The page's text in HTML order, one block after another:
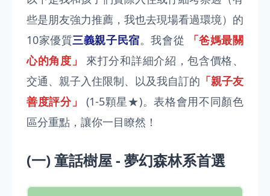
些是朋友強力推薦，我也去現場看過環境）的
10家優質三義親子民宿。我會從
「爸媽最關
心的角度」
來打分和詳細介紹，包含價格、
交通、親子入住限制、以及我自訂的 「親子友
善度評分」
(1-5顆星★)。表格會用不同顏色
區分重點，讓你一目瞭然！
(一) 童話樹屋 - 夢幻森林系首選